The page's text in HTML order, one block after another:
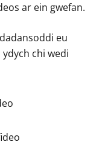
ar ein gwefan.
eu
chi wedi